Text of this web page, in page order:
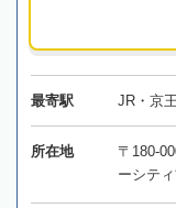
最寄駅 JR・京
所在地
〒180-
ーシテ